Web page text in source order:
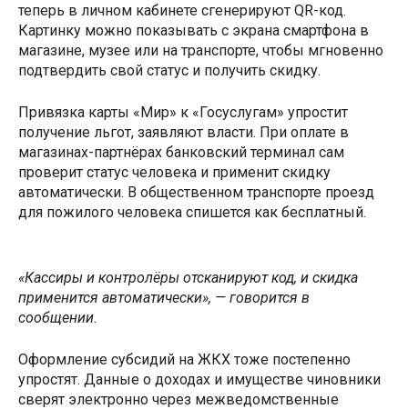
теперь в личном кабинете сгенерируют QR-код.
Картинку можно показывать с экрана смартфона в
магазине, музее или на транспорте, чтобы мгновенно
подтвердить свой статус и получить скидку.
Привязка карты «Мир» к «Госуслугам» упростит
получение льгот, заявляют власти. При оплате в
магазинах-партнёрах банковский терминал сам
проверит статус человека и применит скидку
автоматически. В общественном транспорте проезд
для пожилого человека спишется как бесплатный.
«Кассиры и контролёры отсканируют код, и скидка
применится автоматически», — говорится в
сообщении.
Оформление субсидий на ЖКХ тоже постепенно
упростят. Данные о доходах и имуществе чиновники
сверят электронно через межведомственные